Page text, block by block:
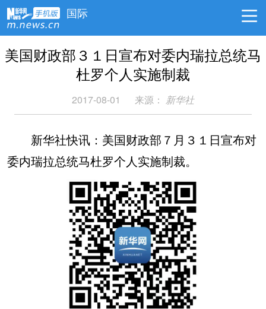
国际
美国财政部３１日宣布对委内瑞拉总统马
杜罗个人实施制裁
2017-08-01 来源： 新华社
新华社快讯：美国财政部７月３１日宣布对
委内瑞拉总统马杜罗个人实施制裁。